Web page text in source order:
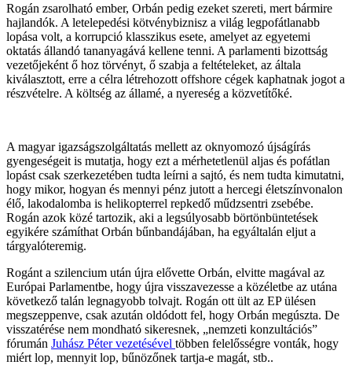
Rogán zsarolható ember, Orbán pedig ezeket szereti, mert bármire
hajlandók. A letelepedési kötvénybiznisz a világ legpofátlanabb
lopása volt, a korrupció klasszikus esete, amelyet az egyetemi
oktatás állandó tananyagává kellene tenni. A parlamenti bizottság
vezetőjeként ő hoz törvényt, ő szabja a feltételeket, az általa
kiválasztott, erre a célra létrehozott offshore cégek kaphatnak jogot a
részvételre. A költség az államé, a nyereség a közvetítőké.
A magyar igazságszolgáltatás mellett az oknyomozó újságírás
gyengeségeit is mutatja, hogy ezt a mérhetetlenül aljas és pofátlan
lopást csak szerkezetében tudta leírni a sajtó, és nem tudta kimutatni,
hogy mikor, hogyan és mennyi pénz jutott a hercegi életszínvonalon
élő, lakodalomba is helikopterrel repkedő műdzsentri zsebébe.
Rogán azok közé tartozik, aki a legsúlyosabb börtönbüntetések
egyikére számíthat Orbán bűnbandájában, ha egyáltalán eljut a
tárgyalóteremig.
Rogánt a szilencium után újra elővette Orbán, elvitte magával az
Európai Parlamentbe, hogy újra visszavezesse a közéletbe az utána
következő talán legnagyobb tolvajt. Rogán ott ült az EP ülésen
megszeppenve, csak azután oldódott fel, hogy Orbán megúszta. De
visszatérése nem mondható sikeresnek, „nemzeti konzultációs”
fórumán Juhász Péter vezetésével többen felelősségre vonták, hogy
miért lop, mennyit lop, bűnözőnek tartja-e magát, stb..